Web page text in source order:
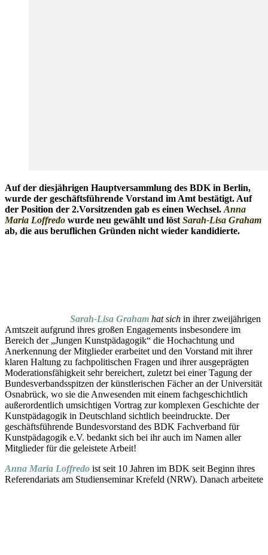
Auf der diesjährigen Hauptversammlung des BDK in Berlin,
wurde der geschäftsführende Vorstand im Amt bestätigt. Auf
der Position der 2.Vorsitzenden gab es einen Wechsel. Anna
Maria Loffredo wurde neu gewählt und löst Sarah-Lisa Graham
ab, die aus beruflichen Gründen nicht wieder kandidierte.
Sarah-Lisa Graham hatsich in ihrer zweijährigen
Amtszeit aufgrund ihres großen Engagements insbesondere im
Bereich der „Jungen Kunstpädagogik“ die Hochachtung und
Anerkennung der Mitglieder erarbeitet und den Vorstand mit ihrer
klaren Haltung zu fachpolitischen Fragen und ihrer ausgeprägten
Moderationsfähigkeit sehr bereichert, zuletzt bei einer Tagung der
Bundesverbandsspitzen der künstlerischen Fächer an der Universität
Osnabrück, wo sie die Anwesenden mit einem fachgeschichtlich
außerordentlich umsichtigen Vortrag zur komplexen Geschichte der
Kunstpädagogik in Deutschland sichtlich beeindruckte. Der
geschäftsführende Bundesvorstand des BDK Fachverband für
Kunstpädagogik e.V. bedankt sich bei ihr auch im Namen aller
Mitglieder für die geleistete Arbeit!
Anna Maria Loffredo ist seit 10 Jahren im BDK seit Beginn ihres
Referendariats am Studienseminar Krefeld (NRW). Danach arbeitete